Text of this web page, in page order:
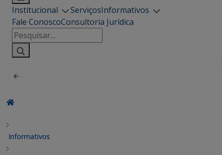
Institucional ServiçosInformativos
Fale ConoscoConsultoria Jurídica
Pesquisar
por:
Informativos